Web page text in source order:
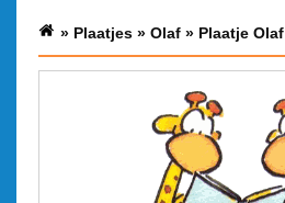
» Plaatjes » Olaf » Plaatje Olaf